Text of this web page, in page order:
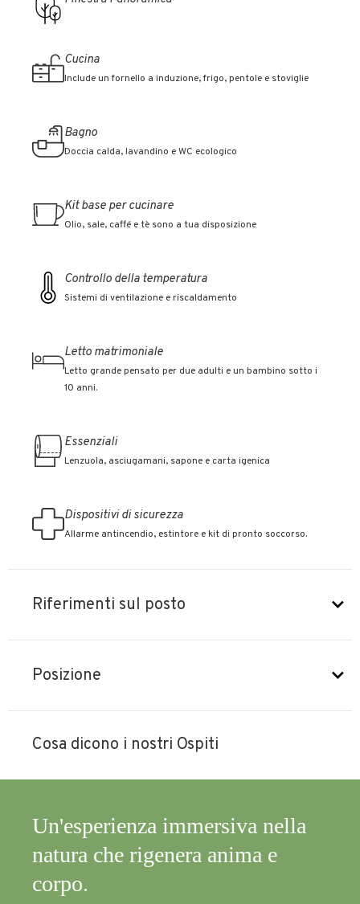
Cucina
Include un fornello a induzione, frigo, pentole e stoviglie
Bagno
Doccia calda, lavandino e WC ecologico
Kit base per cucinare
Olio, sale, caffé e tè sono a tua disposizione
Controllo della temperatura
Sistemi di ventilazione e riscaldamento
Letto matrimoniale
Letto grande pensato per due adulti e un bambino sotto i
10 anni.
Essenziali
Lenzuola, asciugamani, sapone e carta igenica
Dispositivi di sicurezza
Allarme antincendio, estintore e kit di pronto soccorso.
Riferimenti sul posto
Posizione
Cosa dicono i nostri Ospiti
Un'esperienza immersiva nella
natura che rigenera anima e
corpo.